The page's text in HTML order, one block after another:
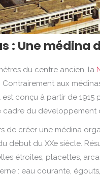
: Une médina
du centre ancien, la
Contrairement aux
conçu à partir de
cadre du développement
de créer une médina
début du XXe siècle.
étroites, placettes,
: eau courante,